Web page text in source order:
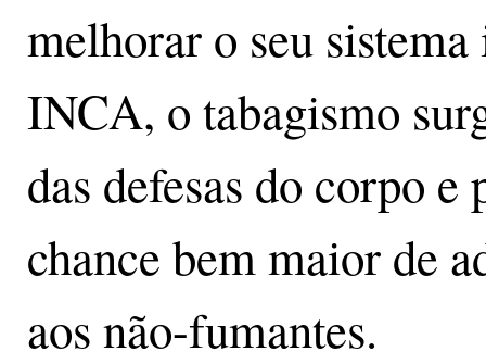
melhorar o seu
INCA, o tabagismo
das defesas do corpo
chance bem maior de
aos não-fumantes.